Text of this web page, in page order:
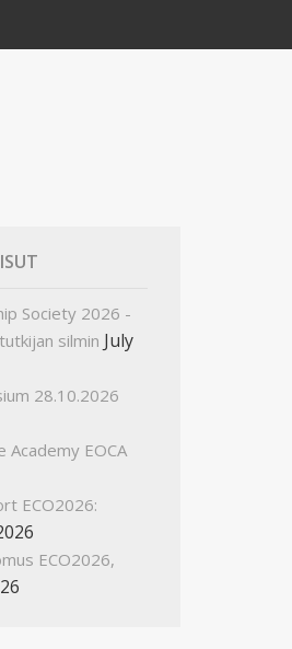
Society 2026 -
silmin July
28.10.2026
Academy EOCA
ECO2026:
ECO2026,